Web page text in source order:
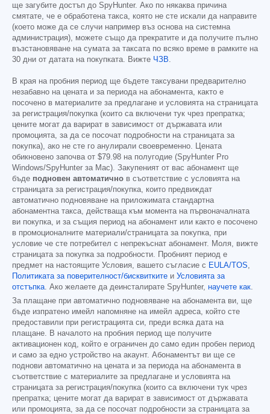
ще загубите достъп до SpyHunter. Ако по някаква причина
смятате, че е обработена такса, която не сте искали да направите
(което може да се случи например въз основа на системна
администрация), можете също да прекратите и да получите пълно
възстановяване на сумата за таксата по всяко време в рамките на
30 дни от датата на покупката. Вижте ЧЗВ.
В края на пробния период ще бъдете таксувани предварително
незабавно на цената и за периода на абонамента, както е
посочено в материалите за предлагане и условията на страницата
за регистрация/покупка (които са включени тук чрез препратка;
цените могат да варират в зависимост от държавата или
промоцията, за да се посочат подробности на страницата за
покупка), ако не сте го анулирали своевременно. Цената
обикновено започва от $79.98 на полугодие (SpyHunter Pro
Windows/SpyHunter за Mac). Закупеният от вас абонамент ще
бъде подновен автоматично в съответствие с условията на
страницата за регистрация/покупка, които предвиждат
автоматично подновяване на приложимата стандартна
абонаментна такса, действаща към момента на първоначалната
ви покупка, и за същия период на абонамент или както е посочено
в промоционалните материали/страницата за покупка, при
условие че сте потребител с непрекъснат абонамент. Моля, вижте
страницата за покупка за подробности. Пробният период е
предмет на настоящите Условия, вашето съгласие с EULA/TOS,
Политиката за поверителност/бисквитките и Условията за
отстъпка. Ако желаете да деинсталирате SpyHunter, научете как.
За плащане при автоматично подновяване на абонамента ви, ще
бъде изпратено имейл напомняне на имейл адреса, който сте
предоставили при регистрацията си, преди всяка дата на
плащане. В началото на пробния период ще получите
активационен код, който е ограничен до само един пробен период
и само за едно устройство на акаунт. Абонаментът ви ще се
поднови автоматично на цената и за периода на абонамента в
съответствие с материалите за предлагане и условията на
страницата за регистрация/покупка (които са включени тук чрез
препратка; цените могат да варират в зависимост от държавата
или промоцията, за да се посочат подробности за страницата за